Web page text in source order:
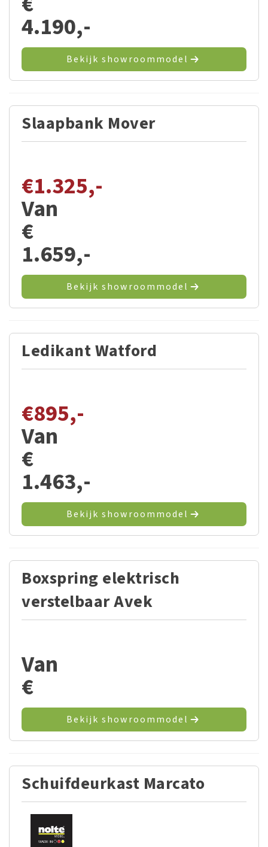
4.190,-
Bekijk showroommodel
Slaapbank Mover
€1.325,-
Van
€
1.659,-
Bekijk showroommodel
Ledikant Watford
€895,-
Van
€
1.463,-
Bekijk showroommodel
Boxspring elektrisch
verstelbaar Avek
Van
€
Bekijk showroommodel
Schuifdeurkast Marcato